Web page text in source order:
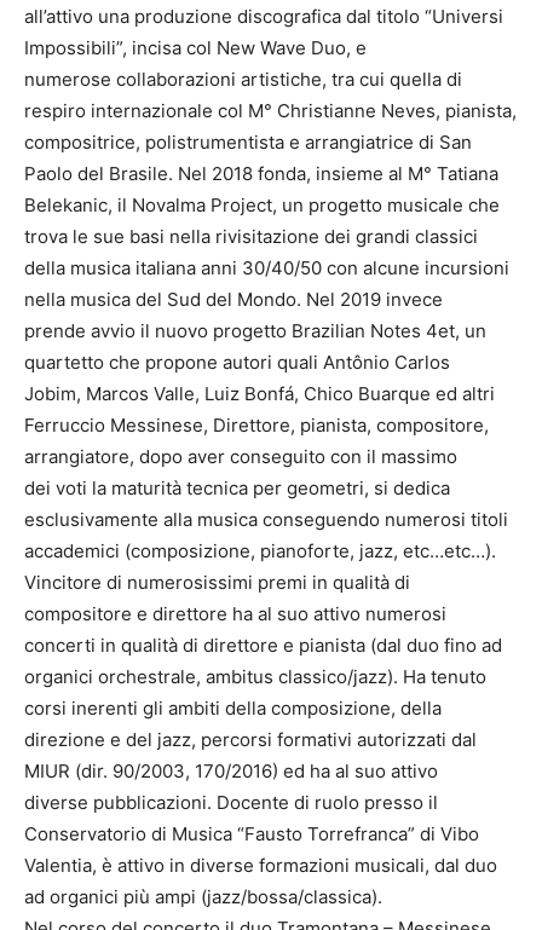
all’attivo una produzione discografica dal titolo “Universi
Impossibili”, incisa col New Wave Duo, e
numerose collaborazioni artistiche, tra cui quella di
respiro internazionale col M° Christianne Neves, pianista,
compositrice, polistrumentista e arrangiatrice di San
Paolo del Brasile. Nel 2018 fonda, insieme al M° Tatiana
Belekanic, il Novalma Project, un progetto musicale che
trova le sue basi nella rivisitazione dei grandi classici
della musica italiana anni 30/40/50 con alcune incursioni
nella musica del Sud del Mondo. Nel 2019 invece
prende avvio il nuovo progetto Brazilian Notes 4et, un
quartetto che propone autori quali Antônio Carlos
Jobim, Marcos Valle, Luiz Bonfá, Chico Buarque ed altri
Ferruccio Messinese, Direttore, pianista, compositore,
arrangiatore, dopo aver conseguito con il massimo
dei voti la maturità tecnica per geometri, si dedica
esclusivamente alla musica conseguendo numerosi titoli
accademici (composizione, pianoforte, jazz, etc…etc…).
Vincitore di numerosissimi premi in qualità di
compositore e direttore ha al suo attivo numerosi
concerti in qualità di direttore e pianista (dal duo fino ad
organici orchestrale, ambitus classico/jazz). Ha tenuto
corsi inerenti gli ambiti della composizione, della
direzione e del jazz, percorsi formativi autorizzati dal
MIUR (dir. 90/2003, 170/2016) ed ha al suo attivo
diverse pubblicazioni. Docente di ruolo presso il
Conservatorio di Musica “Fausto Torrefranca” di Vibo
Valentia, è attivo in diverse formazioni musicali, dal duo
ad organici più ampi (jazz/bossa/classica).